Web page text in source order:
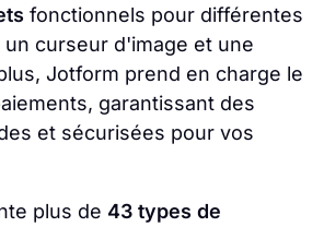
fonctionnels pour différentes
curseur d'image et une
Jotform prend en charge le
garantissant des
et sécurisées pour vos
plus de 43 types de